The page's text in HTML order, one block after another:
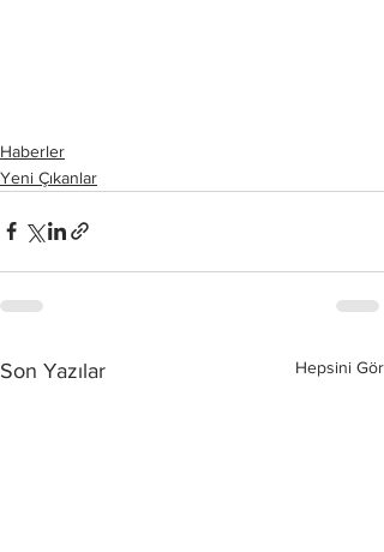
Haberler
Yeni Çıkanlar
Son Yazılar Hepsini Gör